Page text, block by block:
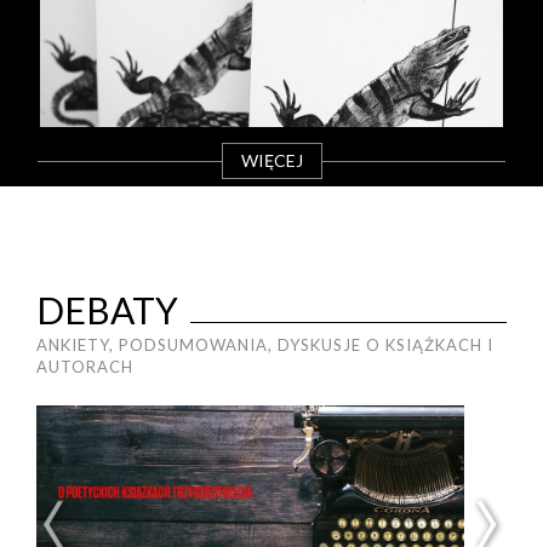
WIĘCEJ
DEBATY
ANKIETY, PODSUMOWANIA, DYSKUSJE O KSIĄŻKACH I
AUTORACH